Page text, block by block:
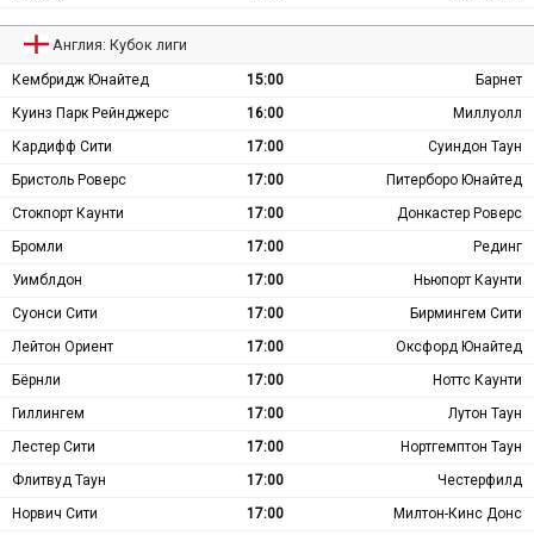
Англия: Кубок лиги
Кембридж Юнайтед 15:00
Барнет
Куинз Парк Рейнджерс
16:00
Миллуолл
Кардифф Сити
17:00
Суиндон Таун
Бристоль Роверс
17:00
Питерборо Юнайтед
Стокпорт Каунти
17:00
Донкастер Роверс
Бромли
17:00
Рединг
Уимблдон
17:00
Ньюпорт Каунти
Суонси Сити
17:00
Бирмингем Сити
Лейтон Ориент
17:00
Оксфорд Юнайтед
Бёрнли
17:00
Ноттс Каунти
Гиллингем
17:00
Лутон Таун
Лестер Сити
17:00
Нортгемптон Таун
Флитвуд Таун
17:00
Честерфилд
Норвич Сити
17:00
Милтон-Кинс Донс